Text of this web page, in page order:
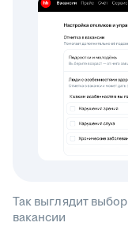
Так выглядит
вакансии